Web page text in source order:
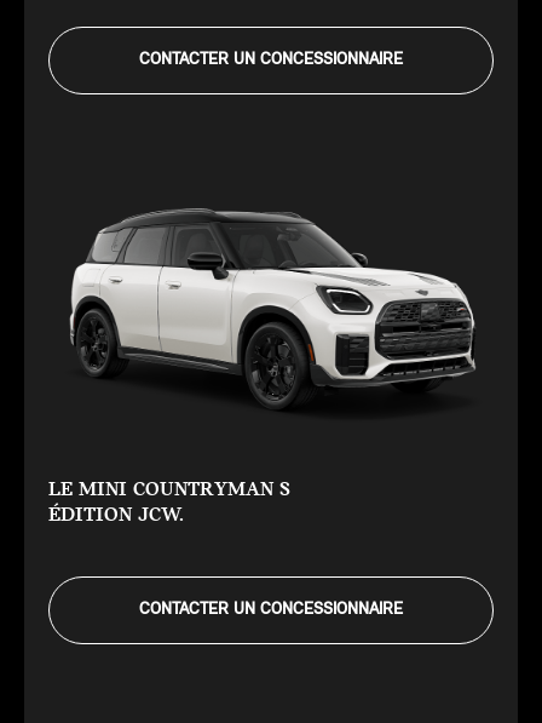
CONTACTER UN CONCESSIONNAIRE
LE MINI COUNTRYMAN S
ÉDITION JCW.
CONTACTER UN CONCESSIONNAIRE